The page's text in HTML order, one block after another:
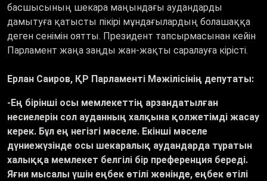
басшысының шекара маңындағы аудандарды
дамытуға қатысты пікірі мұндағылардың болашаққа
деген сенімін оятты. Президент тапсырмасынан кейін
Парламент жаңа заңды жан-жақты саралауға кірісті.
Ерлан Саиров, ҚР Парламенті Мәжілісінің депутаты:
-Ең бірінші осы мемлекеттің арзандатылған
несиелерін сол ауданның халқына қолжетімді жасау
керек. Бұл ең негізгі мәселе. Екінші мәселе
дүниежүзінде осы шекаралық аудандарда тұратын
халыққа мемлекет белгілі бір преференция береді.
Яғни мысалы үшін еңбек өтілі жөнінде, еңбек өтілі